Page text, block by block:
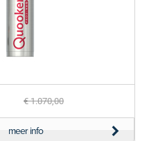
€ 1.070,00
meer info